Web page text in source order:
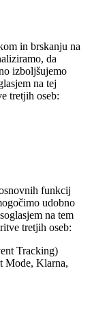
in brskanju na
da
izboljšujemo
na tej
tretjih oseb:
funkcij
udobno
na tem
tretjih oseb:
Tracking)
Mode, Klarna,